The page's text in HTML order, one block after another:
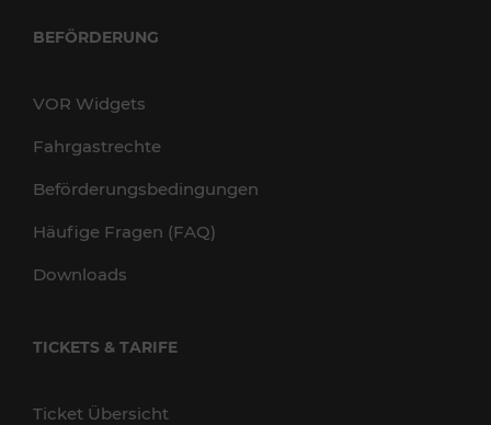
BEFÖRDERUNG
VOR Widgets
Fahrgastrechte
Beförderungsbedingungen
Häufige Fragen (FAQ)
Downloads
TICKETS & TARIFE
Ticket Übersicht